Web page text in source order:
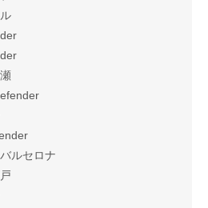
ルセロナ